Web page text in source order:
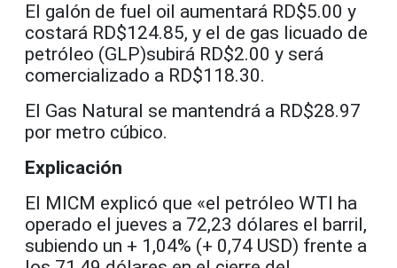
El galón de fuel oil aumentará RD$5.00 y
costará RD$124.85, y el de gas licuado de
petróleo (GLP)subirá RD$2.00 y será
comercializado a RD$118.30.
El Gas Natural se mantendrá a RD$28.97
por metro cúbico.
Explicación
El MICM explicó que «el petróleo WTI ha
operado el jueves a 72,23 dólares el barril,
subiendo un + 1,04% (+ 0,74 USD) frente a